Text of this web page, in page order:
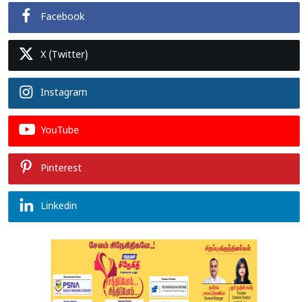
Facebook
X (Twitter)
Instagram
YouTube
Pinterest
Linkedin